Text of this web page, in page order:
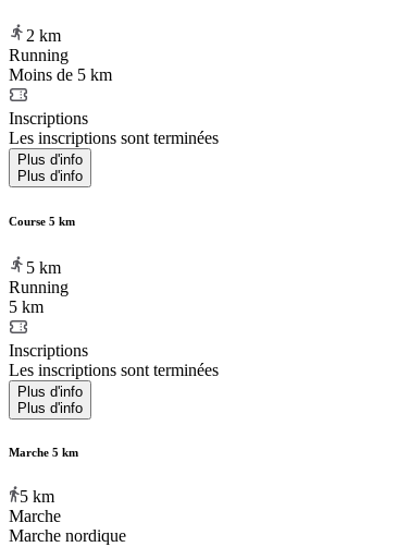
2 km
Running
Moins de 5 km
Inscriptions
Les inscriptions sont terminées
Plus d'info
Plus d'info
Course 5 km
5 km
Running
5 km
Inscriptions
Les inscriptions sont terminées
Plus d'info
Plus d'info
Marche 5 km
5 km
Marche
Marche nordique